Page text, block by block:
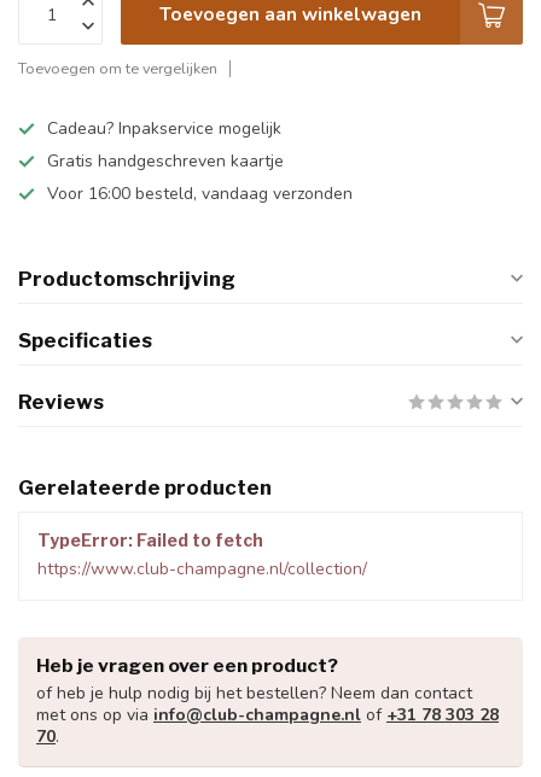
Toevoegen aan winkelwagen
Toevoegen om te vergelijken
Cadeau? Inpakservice mogelijk
Gratis handgeschreven kaartje
Voor 16:00 besteld, vandaag verzonden
Productomschrijving
Specificaties
Reviews
Gerelateerde producten
TypeError: Failed to fetch
https://www.club-champagne.nl/collection/
Heb je vragen over een product?
of heb je hulp nodig bij het bestellen? Neem dan contact
met ons op via info@club-champagne.nl of +31 78 303 28
70.